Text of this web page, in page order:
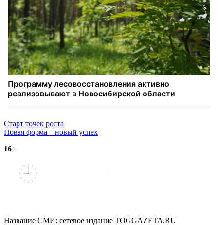
Навигация
по
записям
Старт точек роста
Новая форма – новый успех
16+
Название СМИ: cетевое издание TOGGAZETA.RU